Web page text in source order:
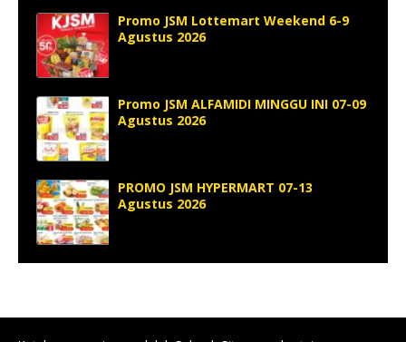
Promo JSM Lottemart Weekend 6-9
Agustus 2026
Promo JSM ALFAMIDI MINGGU INI 07-09
Agustus 2026
PROMO JSM HYPERMART 07-13
Agustus 2026